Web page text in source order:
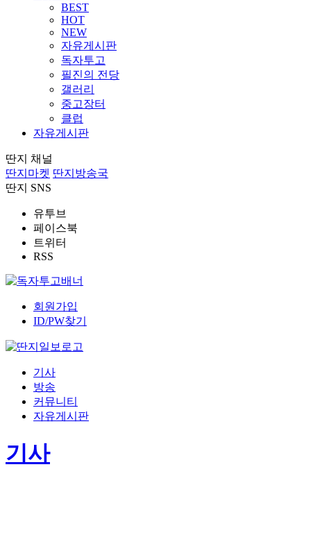
BEST
HOT
NEW
자유게시판
독자투고
필진의 전당
갤러리
중고장터
클럽
자유게시판
딴지 채널
딴지마켓 딴지방송국
딴지 SNS
유투브
페이스북
트위터
RSS
회원가입
ID/PW찾기
기사
방송
커뮤니티
자유게시판
기사